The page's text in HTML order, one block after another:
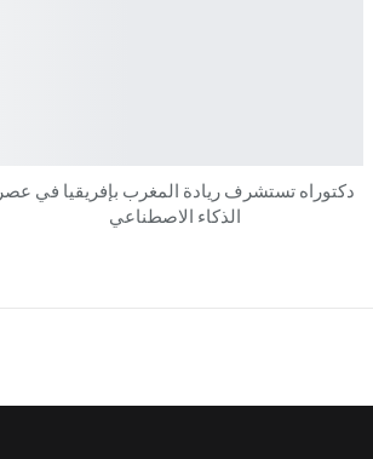
دكتوراه تستشرف ريادة المغرب بإفريقيا في عصر
الذكاء الاصطناعي